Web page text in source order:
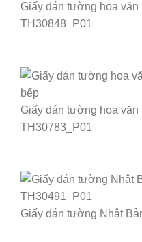
Giấy dán tường hoa văn
TH30848_P01
Giấy dán tường hoa văn
TH30783_P01
Giấy dán tường Nhật